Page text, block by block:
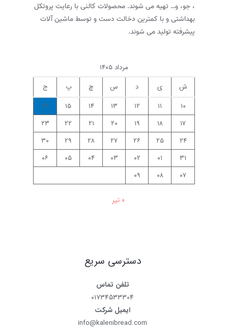
، جو، و… تهیه می شوند. محصولات کالنی با رعایت پروتکل
بهداشتی و با کمترین دخالت دست و توسط ماشین آلات
پیشرفته تولید می شوند.
مرداد ۱۴۰۵
ش
ی د س چ پ
ج
۱۰
۱۱ ۱۲ ۱۳ ۱۴ ۱۵
۱۶
۱۷
۱۸ ۱۹ ۲۰ ۲۱ ۲۲
۲۳
۲۴
۲۵ ۲۶ ۲۷ ۲۸ ۲۹
۳۰
۳۱
۰۱ ۰۲ ۰۳ ۰۴ ۰۵
۰۶
۰۷
۰۸ ۰۹
« تیر
دسترسی سریع
تلفن تماس
۰۱۷۳۴۵۳۳۳۰۴
ایمیل شرکت
info@kalenibread.com